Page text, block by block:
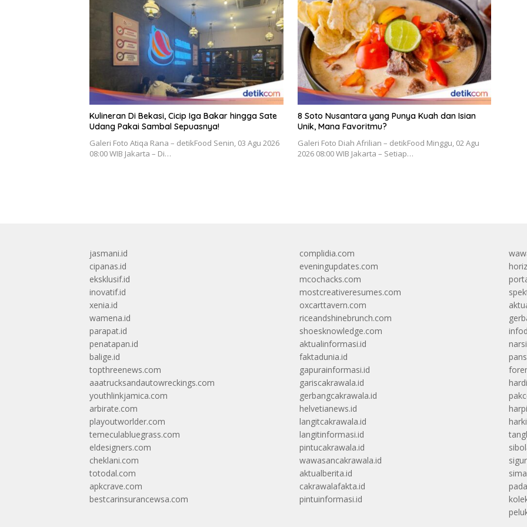
Kulineran Di Bekasi, Cicip Iga Bakar hingga Sate
Udang Pakai Sambal Sepuasnya!
Galeri Foto Atiqa Rana – detikFood Senin, 03 Agu 2026
08:00 WIB Jakarta – Di…
8 Soto Nusantara yang Punya Kuah dan Isian
Unik, Mana Favoritmu?
Galeri Foto Diah Afrilian – detikFood Minggu, 02 Agu
2026 08:00 WIB Jakarta – Setiap…
jasmani.id
cipanas.id
eksklusif.id
inovatif.id
xenia.id
wamena.id
parapat.id
penatapan.id
balige.id
topthreenews.com
aaatrucksandautowreckings.com
youthlinkjamica.com
arbirate.com
playoutworlder.com
temeculabluegrass.com
eldesigners.com
cheklani.com
totodal.com
apkcrave.com
bestcarinsurancewsa.com
complidia.com
eveningupdates.com
mcochacks.com
mostcreativeresumes.com
oxcarttavern.com
riceandshinebrunch.com
shoesknowledge.com
aktualinformasi.id
faktadunia.id
gapurainformasi.id
gariscakrawala.id
gerbangcakrawala.id
helvetianews.id
langitcakrawala.id
langitinformasi.id
pintucakrawala.id
wawasancakrawala.id
aktualberita.id
cakrawalafakta.id
pintuinformasi.id